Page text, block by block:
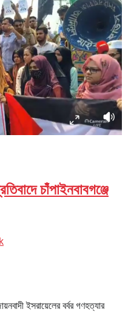
চাঁপাইনবাবগঞ্জে
ইসরায়েলের বর্বর গণহত্যার